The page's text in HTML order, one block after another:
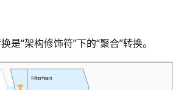
是“架构修饰符”下的“聚合”转换。